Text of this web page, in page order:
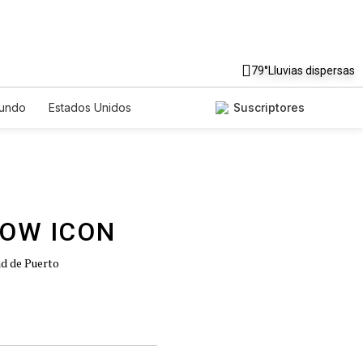
79°Lluvias dispersas
Estados Unidos
Suscriptores
de Puerto